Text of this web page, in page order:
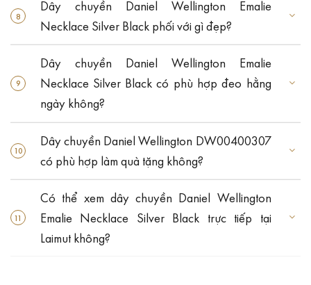
Dây chuyền Daniel Wellington Emalie
Necklace Silver Black phối với gì đẹp?
Dây chuyền Daniel Wellington Emalie
Necklace Silver Black có phù hợp đeo hằng
ngày không?
Dây chuyền Daniel Wellington DW00400307
có phù hợp làm quà tặng không?
Có thể xem dây chuyền Daniel Wellington
Emalie Necklace Silver Black trực tiếp tại
Laimut không?